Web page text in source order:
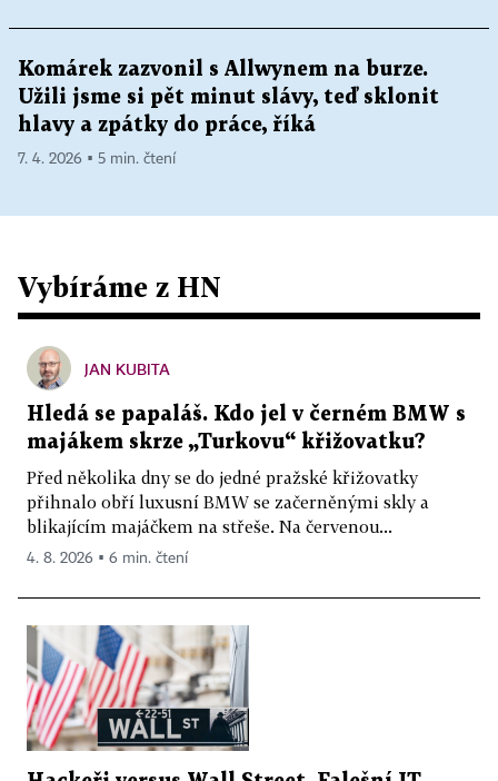
Komárek zazvonil s Allwynem na burze.
Užili jsme si pět minut slávy, teď sklonit
hlavy a zpátky do práce, říká
7. 4. 2026 ▪ 5 min. čtení
Vybíráme z HN
JAN KUBITA
Hledá se papaláš. Kdo jel v černém BMW s
majákem skrze „Turkovu“ křižovatku?
Před několika dny se do jedné pražské křižovatky
přihnalo obří luxusní BMW se začerněnými skly a
blikajícím majáčkem na střeše. Na červenou...
4. 8. 2026 ▪ 6 min. čtení